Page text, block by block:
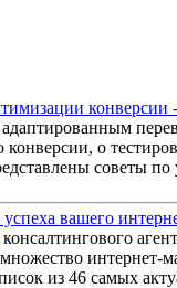
конверсии
конверсии, о
советы
вашего
интернет-
из 46 самых